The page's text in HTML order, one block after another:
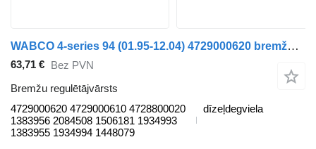
WABCO 4-series 94 (01.95-12.04) 4729000620 bremžu regulētājvārsts paredzēts Scania 4-series (1995-2006) vilcēja
63,71 €
Bez PVN
Bremžu regulētājvārsts
4729000620 4729000610 4728800020
1383956 2084508 1506181 1934993
1383955 1934994 1448079
dīzeļdegviela